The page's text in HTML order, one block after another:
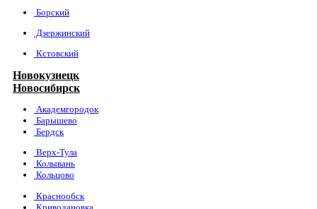
Борский
Дзержинский
Кстовский
Новокузнецк
Новосибирск
Академгородок
Барышево
Бердск
Верх-Тула
Колывань
Кольцово
Краснообск